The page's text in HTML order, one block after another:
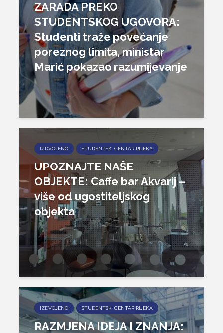
ZARADA PREKO
STUDENTSKOG UGOVORA:
Studenti traže povećanje
poreznog limita, ministar
Marić pokazao razumijevanje
IZDVOJENO STUDENTSKI CENTAR RIJEKA
UPOZNAJTE NAŠE
OBJEKTE: Caffe bar Akvarij –
više od ugostiteljskog
objekta
IZDVOJENO STUDENTSKI CENTAR RIJEKA
RAZMJENA IDEJA I ZNANJA: